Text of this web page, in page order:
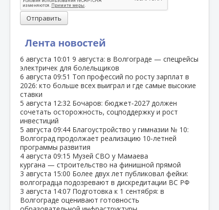
Лента новостей
6 августа 10:01 9 августа: в Волгограде — спецрейсы
электричек для болельщиков
6 августа 09:51 Топ профессий по росту зарплат в
2026: кто больше всех выиграл и где самые высокие
ставки
5 августа 12:32 Бочаров: бюджет‑2027 должен
сочетать осторожность, соцподдержку и рост
инвестиций
5 августа 09:44 Благоустройство у гимназии № 10:
Волгоград продолжает реализацию 10‑летней
программы развития
4 августа 09:15 Музей СВО у Мамаева
кургана — строительство на финишной прямой
3 августа 15:00 Более двух лет публиковал фейки:
волгоградца подозревают в дискредитации ВС РФ
3 августа 14:07 Подготовка к 1 сентября: в
Волгограде оценивают готовность
Отправить